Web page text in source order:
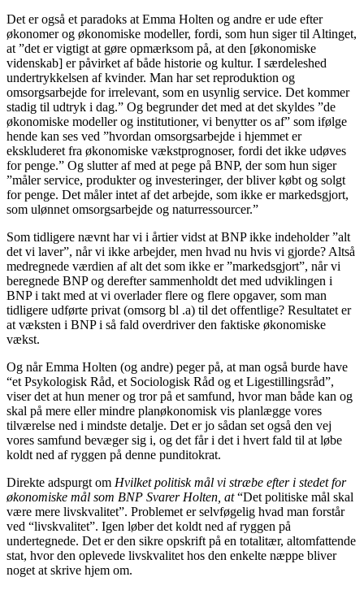
Det er også et paradoks at Emma Holten og andre er ude efter
økonomer og økonomiske modeller, fordi, som hun siger til Altinget,
at ”det er vigtigt at gøre opmærksom på, at den [økonomiske
videnskab] er påvirket af både historie og kultur. I særdeleshed
undertrykkelsen af kvinder. Man har set reproduktion og
omsorgsarbejde for irrelevant, som en usynlig service. Det kommer
stadig til udtryk i dag.” Og begrunder det med at det skyldes ”de
økonomiske modeller og institutioner, vi benytter os af” som ifølge
hende kan ses ved ”hvordan omsorgsarbejde i hjemmet er
ekskluderet fra økonomiske vækstprognoser, fordi det ikke udøves
for penge.” Og slutter af med at pege på BNP, der som hun siger
”måler service, produkter og investeringer, der bliver købt og solgt
for penge. Det måler intet af det arbejde, som ikke er markedsgjort,
som ulønnet omsorgsarbejde og naturressourcer.”
Som tidligere nævnt har vi i årtier vidst at BNP ikke indeholder ”alt
det vi laver”, når vi ikke arbejder, men hvad nu hvis vi gjorde? Altså
medregnede værdien af alt det som ikke er ”markedsgjort”, når vi
beregnede BNP og derefter sammenholdt det med udviklingen i
BNP i takt med at vi overlader flere og flere opgaver, som man
tidligere udførte privat (omsorg bl .a) til det offentlige? Resultatet er
at væksten i BNP i så fald overdriver den faktiske økonomiske
vækst.
Og når Emma Holten (og andre) peger på, at man også burde have
“et Psykologisk Råd, et Sociologisk Råd og et Ligestillingsråd”,
viser det at hun mener og tror på et samfund, hvor man både kan og
skal på mere eller mindre planøkonomisk vis planlægge vores
tilværelse ned i mindste detalje. Det er jo sådan set også den vej
vores samfund bevæger sig i, og det får i det i hvert fald til at løbe
koldt ned af ryggen på denne punditokrat.
Direkte adspurgt om Hvilket politisk mål vi stræbe efter i stedet for
økonomiske mål som BNP Svarer Holten, at“Det politiske mål skal
være mere livskvalitet”. Problemet er selvføgelig hvad man forstår
ved “livskvalitet”. Igen løber det koldt ned af ryggen på
undertegnede. Det er den sikre opskrift på en totalitær, altomfattende
stat, hvor den oplevede livskvalitet hos den enkelte næppe bliver
noget at skrive hjem om.